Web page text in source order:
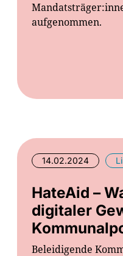
aufgenommen.
14.02.2024
HateAid –
digitaler
Beleidigende